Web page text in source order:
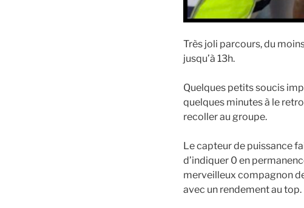
Très joli parcours, du
jusqu’à 13h.
Quelques petits soucis
quelques minutes à le
recoller au groupe.
Le capteur de puissance
d’indiquer 0 en
merveilleux compagnon
avec un rendement au top.